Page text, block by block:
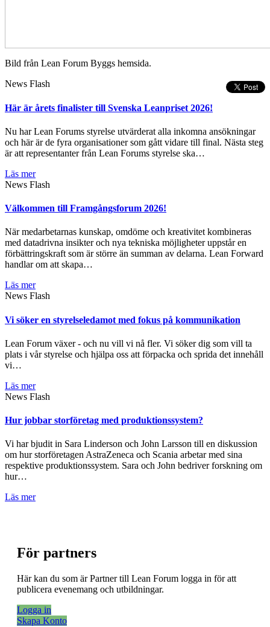
Bild från Lean Forum Byggs hemsida.
News Flash
Här är årets finalister till Svenska Leanpriset 2026!
Nu har Lean Forums styrelse utvärderat alla inkomna ansökningar
och här är de fyra organisationer som gått vidare till final. Nästa steg
är att representanter från Lean Forums styrelse ska…
Läs mer
News Flash
Välkommen till Framgångsforum 2026!
När medarbetarnas kunskap, omdöme och kreativitet kombineras
med datadrivna insikter och nya tekniska möjligheter uppstår en
förbättringskraft som är större än summan av delarna. Lean Forward
handlar om att skapa…
Läs mer
News Flash
Vi söker en styrelseledamot med fokus på kommunikation
Lean Forum växer - och nu vill vi nå fler. Vi söker dig som vill ta
plats i vår styrelse och hjälpa oss att förpacka och sprida det innehåll
vi…
Läs mer
News Flash
Hur jobbar storföretag med produktionssystem?
Vi har bjudit in Sara Linderson och John Larsson till en diskussion
om hur storföretagen AstraZeneca och Scania arbetar med sina
respektive produktionssystem. Sara och John bedriver forskning om
hur…
Läs mer
För partners
Här kan du som är Partner till Lean Forum logga in för att
publicera evenemang och utbildningar.
Logga in
Skapa Konto